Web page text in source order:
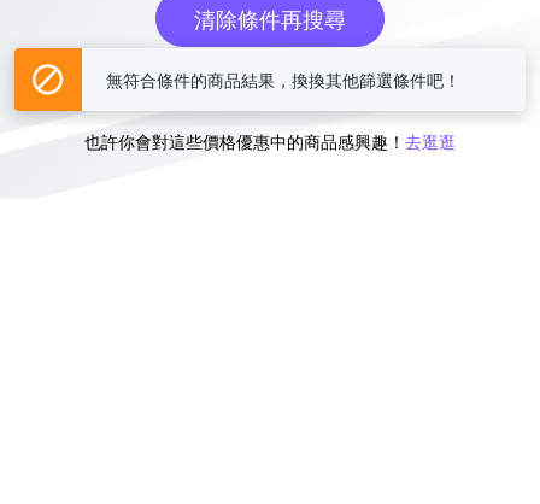
清除條件再搜尋
或
也許你會對這些價格優惠中的商品感興趣！ 去逛逛
無符合條件的商品結果，換換其他篩選條件吧！